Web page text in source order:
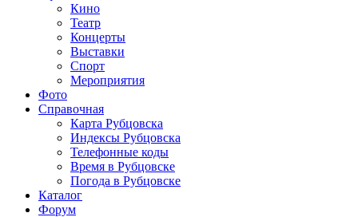
Кино
Театр
Концерты
Выставки
Спорт
Мероприятия
Фото
Справочная
Карта Рубцовска
Индексы Рубцовска
Телефонные коды
Время в Рубцовске
Погода в Рубцовске
Каталог
Форум